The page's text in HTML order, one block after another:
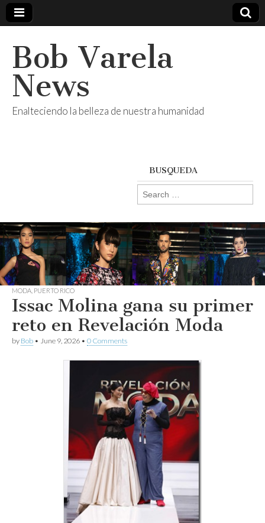
Bob Varela
News
Enalteciendo la belleza de nuestra humanidad
BUSQUEDA
Search
for:
MODA PUERTO RICO
Issac Molina gana su primer
reto en Revelación Moda
by Bob • June 9, 2026 • 0 Comments